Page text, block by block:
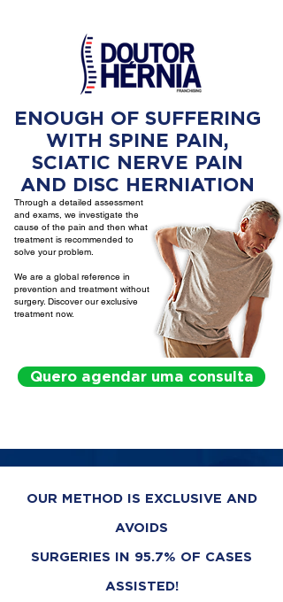
ENOUGH OF SUFFERING
WITH SPINE PAIN,
SCIATIC NERVE PAIN
AND DISC HERNIATION
Through a detailed assessment
and exams, we investigate the
cause of the pain and then what
treatment is recommended to
solve your problem.
We are a global reference in
prevention and treatment without
surgery. Discover our exclusive
treatment now.
Quero agendar uma consulta
OUR METHOD IS EXCLUSIVE AND
AVOIDS
SURGERIES IN 95.7% OF CASES
ASSISTED!